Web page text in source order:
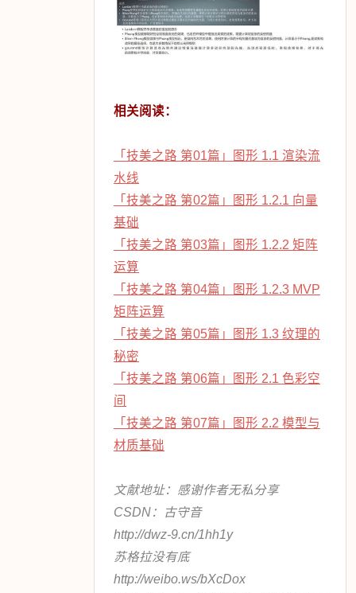
相关阅读：
「技美之路 第01篇」图形 1.1 渲染流
水线
「技美之路 第02篇」图形 1.2.1 向量
基础
「技美之路 第03篇」图形 1.2.2 矩阵
运算
「技美之路 第04篇」图形 1.2.3 MVP
矩阵运算
「技美之路 第05篇」图形 1.3 纹理的
秘密
「技美之路 第06篇」图形 2.1 色彩空
间
「技美之路 第07篇」图形 2.2 模型与
材质基础
文献地址：感谢作者无私分享
CSDN：古守音
http://dwz-9.cn/1hh1y
苏格拉没有底
http://weibo.ws/bXcDox